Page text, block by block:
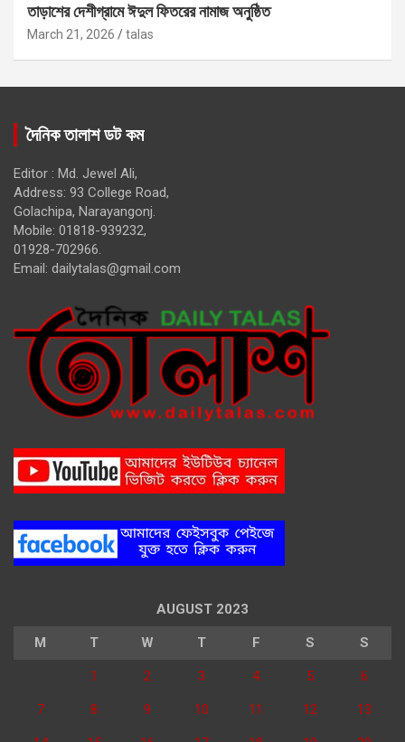
তাড়াশের দেশীগ্রামে ঈদুল ফিতরের নামাজ অনুষ্ঠিত
March 21, 2026 talas
দৈনিক তালাশ ডট কম
Editor : Md. Jewel Ali,
Address: 93 College Road,
Golachipa, Narayangonj.
Mobile: 01818-939232,
01928-702966.
Email: dailytalas@gmail.com
AUGUST 2023
M T W T F S S
1 2 3 4 5 6
7 8 9 10 11 12 13